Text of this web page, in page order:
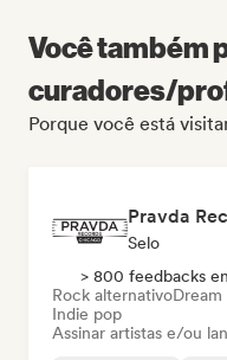
Você também
curadores/
Porque você está
Pravda
Selo
> 800 feedbacks
Rock alternativoDream
Indie pop
Assinar artistas e/ou